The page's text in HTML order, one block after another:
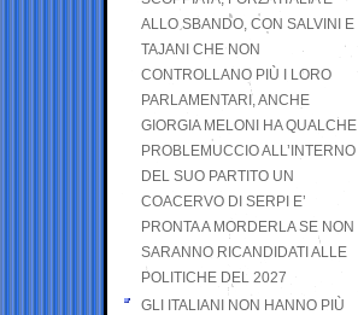
ALLO SBANDO, CON SALVINI E
TAJANI CHE NON
CONTROLLANO PIÙ I LORO
PARLAMENTARI, ANCHE
GIORGIA MELONI HA QUALCHE
PROBLEMUCCIO ALL’INTERNO
DEL SUO PARTITO UN
COACERVO DI SERPI E’
PRONTA A MORDERLA SE NON
SARANNO RICANDIDATI ALLE
POLITICHE DEL 2027
GLI ITALIANI NON HANNO PIÙ